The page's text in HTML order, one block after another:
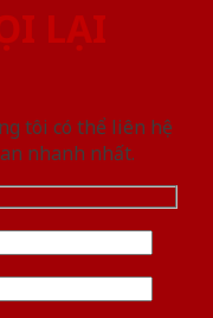
LẠI
tôi có thể liên hệ
nhanh nhất.